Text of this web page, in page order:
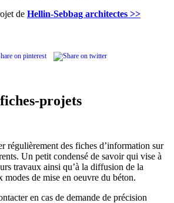
de Hellin-Sebbag architectes >>
projets
régulièrement des fiches d’information sur
Un petit condensé de savoir qui vise à
travaux ainsi qu’à la diffusion de la
modes de mise en oeuvre du béton.
en cas de demande de précision